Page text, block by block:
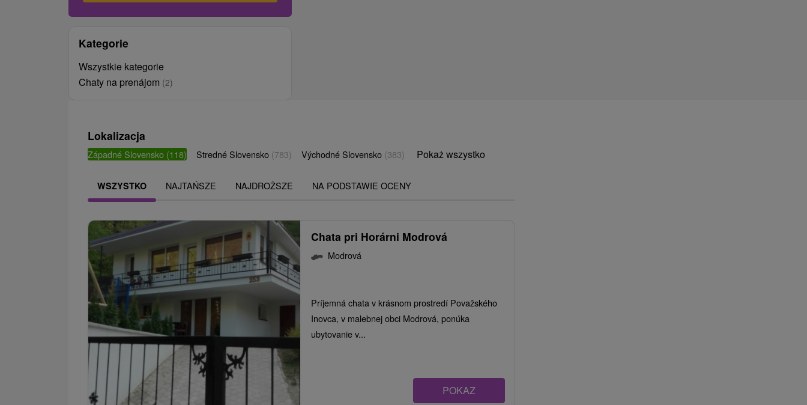
Kategorie
Wszystkie kategorie
Chaty na prenájom (2)
Lokalizacja
Západné Slovensko (118) Stredné Slovensko (783) Východné Slovensko (383) Pokaż wszystko
WSZYSTKO NAJTAŃSZE NAJDROŻSZE NA PODSTAWIE OCENY
Chata pri Horárni Modrová
Modrová
Príjemná chata v krásnom prostredí Považského
Inovca, v malebnej obci Modrová, ponúka
ubytovanie v...
POKAZ